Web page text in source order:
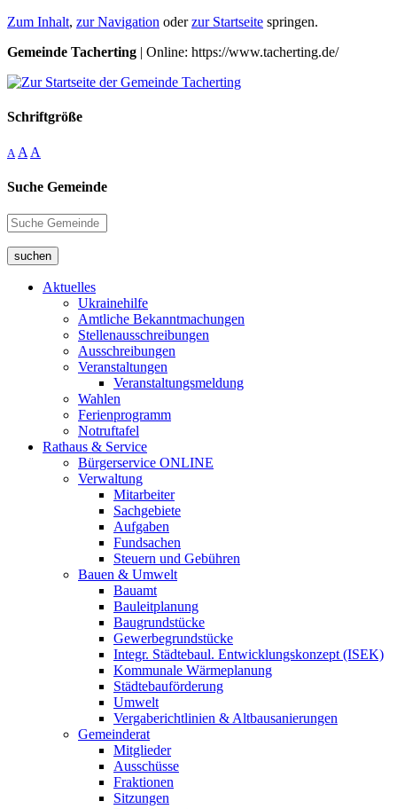
Zum Inhalt, zur Navigation oderzur Startseite springen.
Gemeinde Tacherting | Online: https://www.tacherting.de/
Schriftgröße
A A A
Suche Gemeinde
suchen
Aktuelles
Ukrainehilfe
Amtliche Bekanntmachungen
Stellenausschreibungen
Ausschreibungen
Veranstaltungen
Veranstaltungsmeldung
Wahlen
Ferienprogramm
Notruftafel
Rathaus & Service
Bürgerservice ONLINE
Verwaltung
Mitarbeiter
Sachgebiete
Aufgaben
Fundsachen
Steuern und Gebühren
Bauen & Umwelt
Bauamt
Bauleitplanung
Baugrundstücke
Gewerbegrundstücke
Integr. Städtebaul. Entwicklungskonzept (ISEK)
Kommunale Wärmeplanung
Städtebauförderung
Umwelt
Vergaberichtlinien & Altbausanierungen
Gemeinderat
Mitglieder
Ausschüsse
Fraktionen
Sitzungen